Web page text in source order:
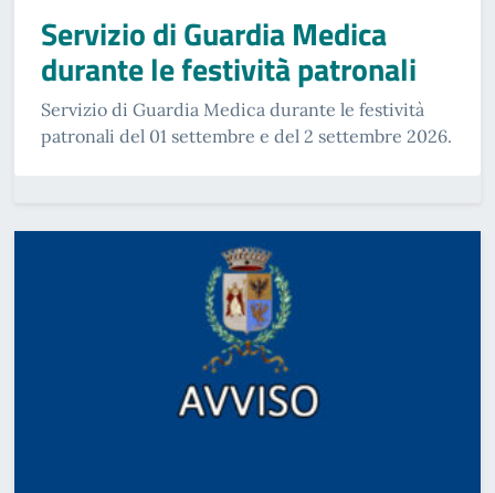
Servizio di Guardia Medica
durante le festività patronali
Servizio di Guardia Medica durante le festività
patronali del 01 settembre e del 2 settembre 2026.